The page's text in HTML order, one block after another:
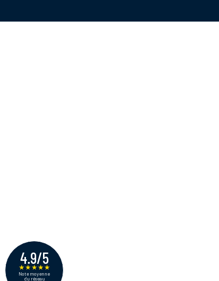
4.9/5
★★★★★
Note moyenne
du réseau